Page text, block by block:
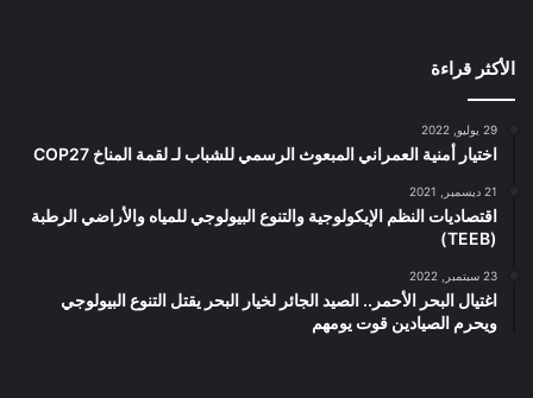
الأكثر قراءة
29 يوليو, 2022
اختيار أمنية العمراني المبعوث الرسمي للشباب لـ لقمة المناخ COP27
21 ديسمبر, 2021
اقتصاديات النظم الإيكولوجية والتنوع البيولوجي للمياه والأراضي الرطبة
(TEEB)
23 سبتمبر, 2022
اغتيال البحر الأحمر.. الصيد الجائر لخيار البحر يقتل التنوع البيولوجي
ويحرم الصيادين قوت يومهم